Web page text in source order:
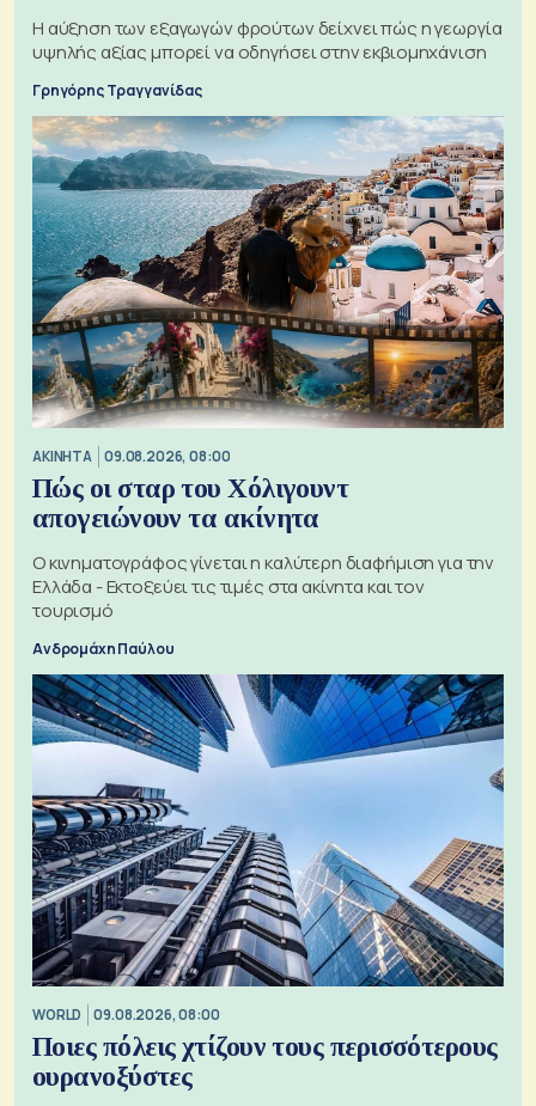
Η αύξηση των εξαγωγών φρούτων δείχνει πώς η γεωργία
υψηλής αξίας μπορεί να οδηγήσει στην εκβιομηχάνιση
Γρηγόρης Τραγγανίδας
ΑΚΙΝΗΤΑ 09.08.2026, 08:00
Πώς οι σταρ του Χόλιγουντ
απογειώνουν τα ακίνητα
Ο κινηματογράφος γίνεται η καλύτερη διαφήμιση για την
Ελλάδα - Εκτοξεύει τις τιμές στα ακίνητα και τον
τουρισμό
Ανδρομάχη Παύλου
WORLD 09.08.2026, 08:00
Ποιες πόλεις χτίζουν τους περισσότερους
ουρανοξύστες